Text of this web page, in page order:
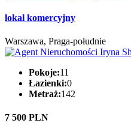
lokal komercyjny
Warszawa, Praga-południe
Pokoje:11
Łazienki:0
Metraż:142
7 500 PLN